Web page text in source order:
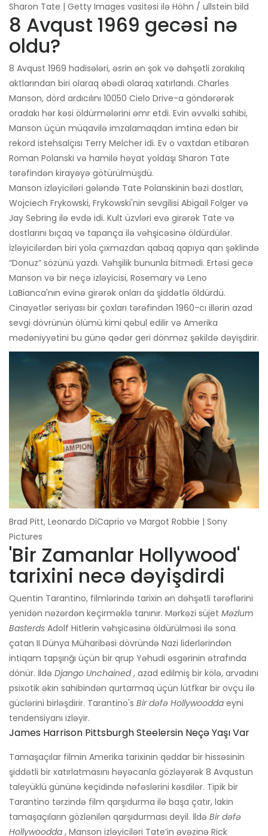
Sharon Tate | Getty Images vasitəsi ilə Höhn / ullstein bild
8 Avqust 1969 gecəsi nə
oldu?
8 Avqust 1969 hadisələri, əsrin ən şok və dəhşətli zorakılıq
aktlarından biri olaraq əbədi olaraq xatırlandı. Charles
Manson, dörd ardıcılını 10050 Cielo Drive-a göndərərək
oradakı hər kəsi öldürmələrini əmr etdi. Evin əvvəlki sahibi,
Manson üçün müqavilə imzalamaqdan imtina edən bir
rekord istehsalçısı Terry Melcher idi. Ev o vaxtdan etibarən
Roman Polanski və hamilə həyat yoldaşı Sharon Tate
tərəfindən kirayəyə götürülmüşdü.
Manson izləyiciləri gələndə Tate Polanskinin bəzi dostları,
Wojciech Frykowski, Frykowski'nin sevgilisi Abigail Folger və
Jay Sebring ilə evdə idi. Kult üzvləri evə girərək Tate və
dostlarını bıçaq və tapança ilə vəhşicəsinə öldürdülər.
İzləyicilərdən biri yola çıxmazdan qabaq qapıya qan şəklində
“Donuz” sözünü yazdı. Vəhşilik bununla bitmədi. Ertəsi gecə
Manson və bir neçə izləyicisi, Rosemary və Leno
LaBianca'nın evinə girərək onları da şiddətlə öldürdü.
Cinayətlər seriyası bir çoxları tərəfindən 1960-cı illərin azad
sevgi dövrünün ölümü kimi qəbul edilir və Amerika
mədəniyyətini bu günə qədər geri dönməz şəkildə dəyişdirir.
Brad Pitt, Leonardo DiCaprio və Margot Robbie | Sony
Pictures
'Bir Zamanlar Hollywood'
tarixini necə dəyişdirdi
Quentin Tarantino, filmlərində tarixin ən dəhşətli tərəflərini
yenidən nəzərdən keçirməklə tanınır. Mərkəzi süjet Məzlum
Basterds Adolf Hitlerin vəhşicəsinə öldürülməsi ilə sona
çatan II Dünya Müharibəsi dövründə Nazi liderlərindən
intiqam tapşırığı üçün bir qrup Yəhudi əsgərinin ətrafında
dönür. İldə Django Unchained, azad edilmiş bir kölə, arvadını
psixotik əkin sahibindən qurtarmaq üçün lütfkar bir ovçu ilə
güclərini birləşdirir. Tarantino's Bir dəfə Hollywoodda eyni
tendensiyanı izləyir.
James Harrison Pittsburgh Steelersin Neçə Yaşı Var
Tamaşaçılar filmin Amerika tarixinin qəddar bir hissəsinin
şiddətli bir xatırlatmasını həyəcanla gözləyərək 8 Avqustun
taleyüklü gününə keçidində nəfəslərini kəsdilər. Tipik bir
Tarantino tərzində film qarşıdurma ilə başa çatır, lakin
tamaşaçıların gözlənilən qarşıdurması deyil. İldə Bir dəfə
Hollywoodda , Manson izləyiciləri Tate’in əvəzinə Rick